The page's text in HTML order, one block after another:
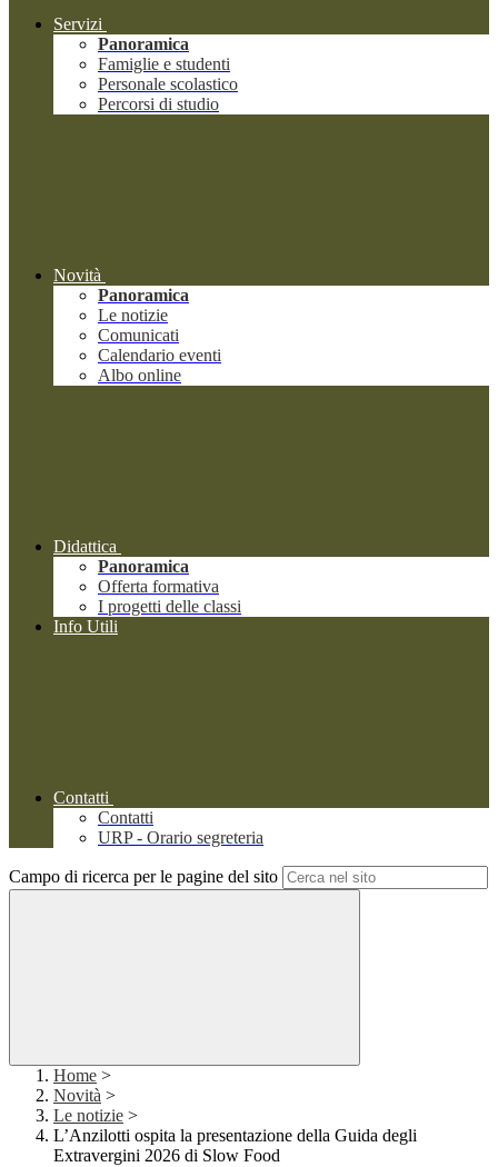
Servizi
Panoramica
Famiglie e studenti
Personale scolastico
Percorsi di studio
Novità
Panoramica
Le notizie
Comunicati
Calendario eventi
Albo online
Didattica
Panoramica
Offerta formativa
I progetti delle classi
Info Utili
Contatti
Contatti
URP - Orario segreteria
Campo di ricerca per le pagine del sito
Home >
Novità >
Le notizie >
L’Anzilotti ospita la presentazione della Guida degli
Extravergini 2026 di Slow Food